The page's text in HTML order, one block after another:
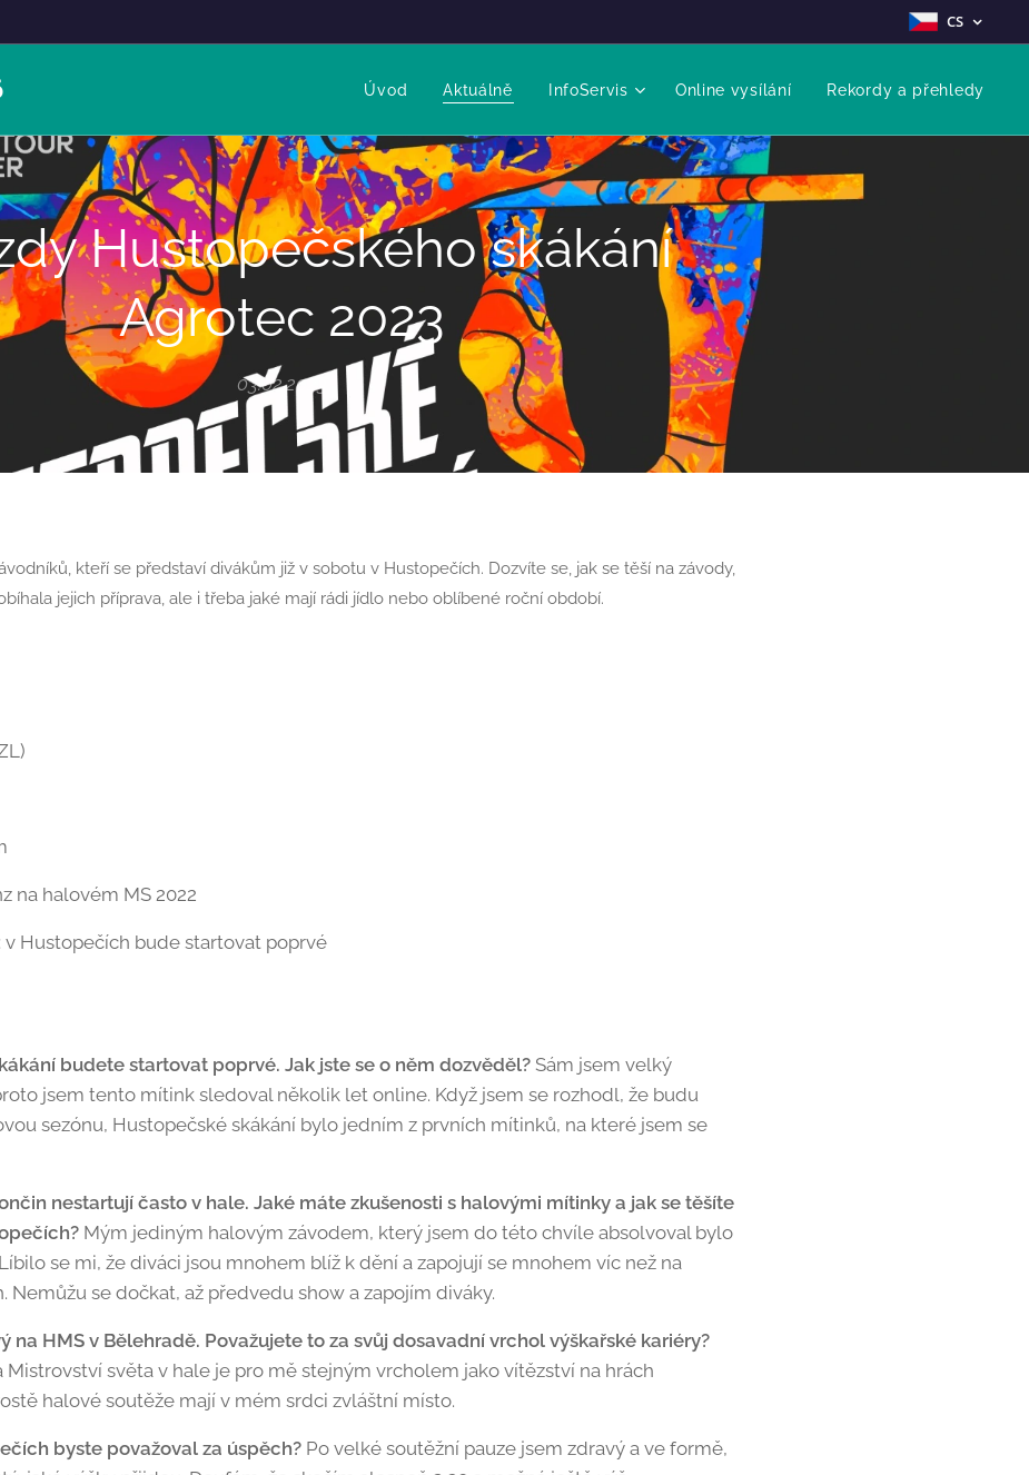
CS
Úvod Aktuálně InfoServis Online vysílání Rekordy a přehledy
Hustopečského skákání
Agrotec 2023
03.02.2023
kteří se představí divákům již v sobotu v Hustopečích. Dozvíte se, jak se těší na závody,
jejich příprava, ale i třeba jaké mají rádi jídlo nebo oblíbené roční období.
na halovém MS 2022
Hustopečích bude startovat poprvé
budete startovat poprvé. Jak jste se o něm dozvěděl?Sám jsem velký
jsem tento mítink sledoval několik let online. Když jsem se rozhodl, že budu
sezónu, Hustopečské skákání bylo jedním z prvních mítinků, na které jsem se
nestartují často v hale. Jaké máte zkušenosti s halovými mítinky a jak se těšíte
Mým jediným halovým závodem, který jsem do této chvíle absolvoval bylo
se mi, že diváci jsou mnohem blíž k dění a zapojují se mnohem víc než na
Nemůžu se dočkat, až předvedu show a zapojím diváky.
na HMS v Bělehradě. Považujete to za svůj dosavadní vrchol výškařské kariéry?
Mistrovství světa v hale je pro mě stejným vrcholem jako vítězství na hrách
halové soutěže mají v mém srdci zvláštní místo.
byste považoval za úspěch? Po velké soutěžní pauze jsem zdravý a ve formě,